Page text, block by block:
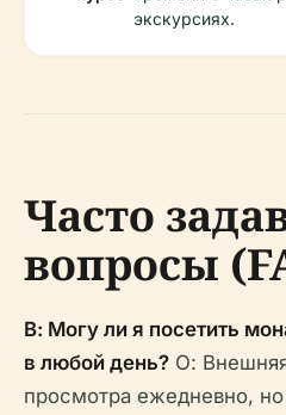
экскурсиях.
Часто
вопросы
В: Могу ли я посетить
в любой день? О:
просмотра ежедневно,